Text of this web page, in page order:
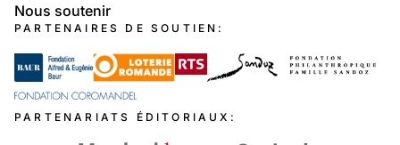
Nous soutenir
PARTENAIRES DE SOUTIEN:
PARTENARIATS ÉDITORIAUX: